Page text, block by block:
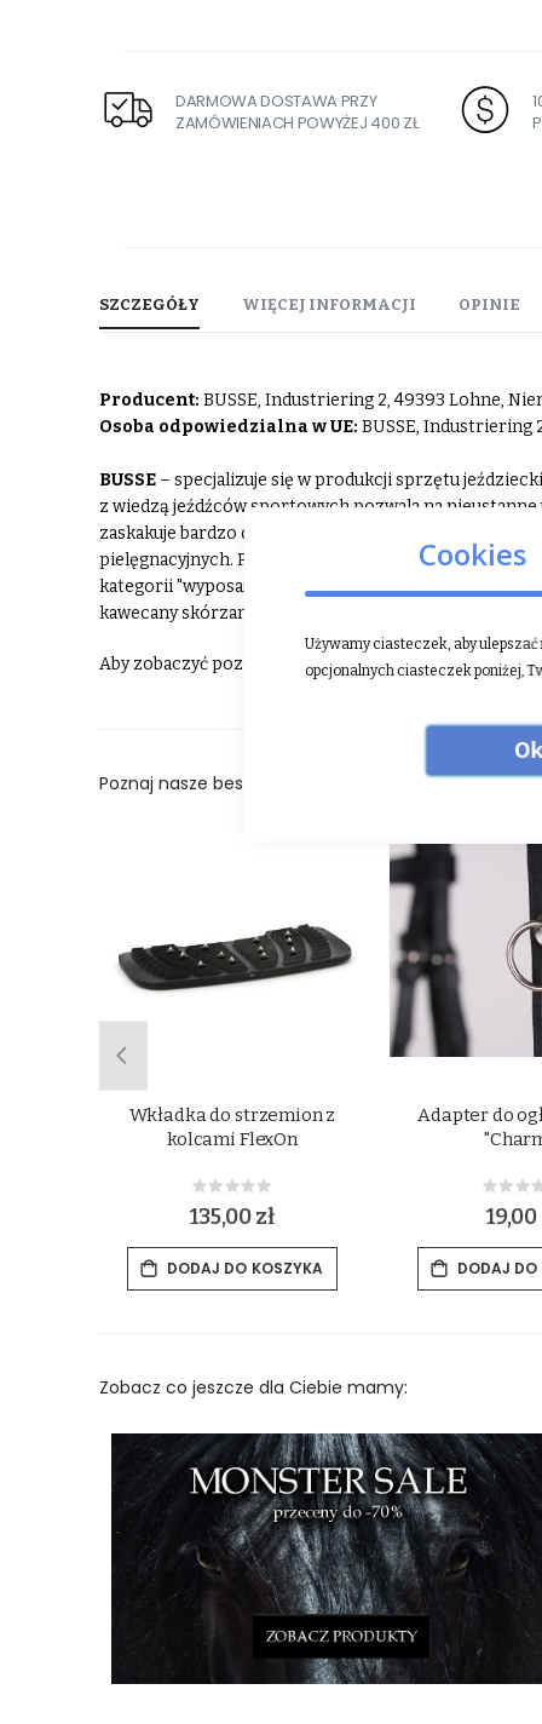
DARMOWA DOSTAWA PRZY
ZAMÓWIENIACH POWYŻEJ 400 ZŁ
SZCZEGÓŁY WIĘCEJ INFORMACJI OPINIE
Producent: BUSSE, Industriering 2, 49393 Lohne,
Osoba odpowiedzialna w UE: BUSSE, Industriering
BUSSE – specjalizuje się w produkcji sprzętu
z wiedzą jeźdźców sportowych pozwala na
zaskakuje bardzo dobrym stosunkiem jakości do
pielęgnacyjnych. Popularne i bardzo cenione przez
kategorii "wyposażenie stajni". Wymyślne i bardzo
kawecany skórzane to tylko mały ułamek tego, co
Aby zobaczyć pozostałe produkty Busse ⮕kliknij
Poznaj nasze bestsellery:
Wkładka do strzemion z
kolcami FlexOn
Rating:
0%
135,00 zł
DODAJ DO KOSZYKA
Adapter do
0%
19,00
DODAJ
Zobacz co jeszcze dla Ciebie mamy:
Cookies
Używamy ciasteczek, aby
opcjonalnych ciasteczek poniżej,